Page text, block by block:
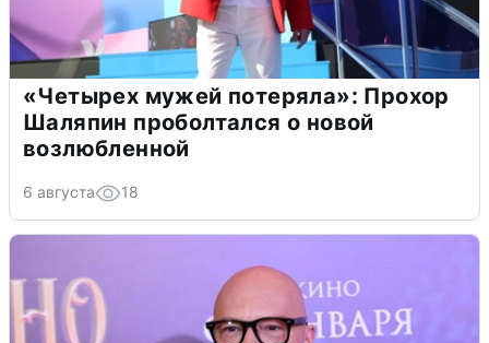
«Четырех мужей потеряла»: Прохор
Шаляпин проболтался о новой
возлюбленной
6 августа 18